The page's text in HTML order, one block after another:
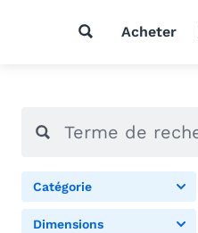
Acheter
Catégorie
Dimensions